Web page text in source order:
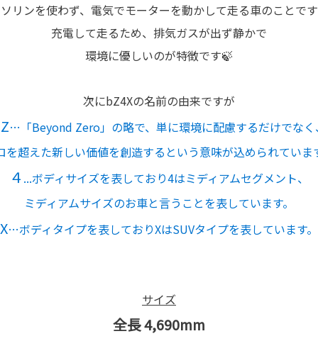
リンを使わず、電気でモーターを動かして走る車のことで
充電して走るため、排気ガスが出ず静かで
環境に優しいのが特徴です🍃
次にbZ4Xの名前の由来ですが
…「Beyond Zero」の略で、単に環境に配慮するだけでなく
を超えた新しい価値を創造するという意味が込められていま
４...ボディサイズを表しており4はミディアムセグメント、
ミディアムサイズのお車と言うことを表しています。
X…ボディタイプを表しておりXはSUVタイプを表しています。
サイズ
全長 4,690mm